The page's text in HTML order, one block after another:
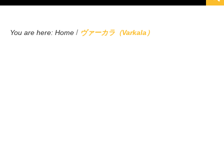
You are here: Home / ヴァーカラ（Varkala）